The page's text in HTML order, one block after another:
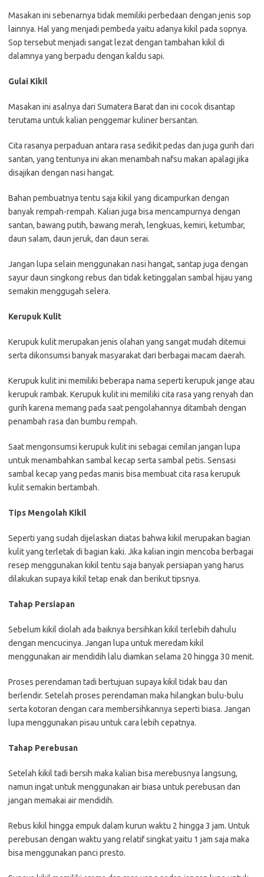
Masakan ini sebenarnya tidak memiliki perbedaan dengan jenis sop
lainnya. Hal yang menjadi pembeda yaitu adanya kikil pada sopnya.
Sop tersebut menjadi sangat lezat dengan tambahan kikil di
dalamnya yang berpadu dengan kaldu sapi.
Gulai Kikil
Masakan ini asalnya dari Sumatera Barat dan ini cocok disantap
terutama untuk kalian penggemar kuliner bersantan.
Cita rasanya perpaduan antara rasa sedikit pedas dan juga gurih dari
santan, yang tentunya ini akan menambah nafsu makan apalagi jika
disajikan dengan nasi hangat.
Bahan pembuatnya tentu saja kikil yang dicampurkan dengan
banyak rempah-rempah. Kalian juga bisa mencampurnya dengan
santan, bawang putih, bawang merah, lengkuas, kemiri, ketumbar,
daun salam, daun jeruk, dan daun serai.
Jangan lupa selain menggunakan nasi hangat, santap juga dengan
sayur daun singkong rebus dan tidak ketinggalan sambal hijau yang
semakin menggugah selera.
Kerupuk Kulit
Kerupuk kulit merupakan jenis olahan yang sangat mudah ditemui
serta dikonsumsi banyak masyarakat dari berbagai macam daerah.
Kerupuk kulit ini memiliki beberapa nama seperti kerupuk jange atau
kerupuk rambak. Kerupuk kulit ini memiliki cita rasa yang renyah dan
gurih karena memang pada saat pengolahannya ditambah dengan
penambah rasa dan bumbu rempah.
Saat mengonsumsi kerupuk kulit ini sebagai cemilan jangan lupa
untuk menambahkan sambal kecap serta sambal petis. Sensasi
sambal kecap yang pedas manis bisa membuat cita rasa kerupuk
kulit semakin bertambah.
Tips Mengolah Kikil
Seperti yang sudah dijelaskan diatas bahwa kikil merupakan bagian
kulit yang terletak di bagian kaki. Jika kalian ingin mencoba berbagai
resep menggunakan kikil tentu saja banyak persiapan yang harus
dilakukan supaya kikil tetap enak dan berikut tipsnya.
Tahap Persiapan
Sebelum kikil diolah ada baiknya bersihkan kikil terlebih dahulu
dengan mencucinya. Jangan lupa untuk meredam kikil
menggunakan air mendidih lalu diamkan selama 20 hingga 30 menit.
Proses perendaman tadi bertujuan supaya kikil tidak bau dan
berlendir. Setelah proses perendaman maka hilangkan bulu-bulu
serta kotoran dengan cara membersihkannya seperti biasa. Jangan
lupa menggunakan pisau untuk cara lebih cepatnya.
Tahap Perebusan
Setelah kikil tadi bersih maka kalian bisa merebusnya langsung,
namun ingat untuk menggunakan air biasa untuk perebusan dan
jangan memakai air mendidih.
Rebus kikil hingga empuk dalam kurun waktu 2 hingga 3 jam. Untuk
perebusan dengan waktu yang relatif singkat yaitu 1 jam saja maka
bisa menggunakan panci presto.